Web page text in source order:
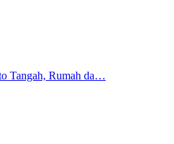
Tangah, Rumah da…